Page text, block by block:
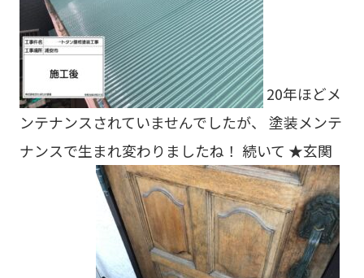
20年ほどメ
ンテナンスされていませんでしたが、 塗装メンテ
ナンスで生まれ変わりましたね！ 続いて ★玄関